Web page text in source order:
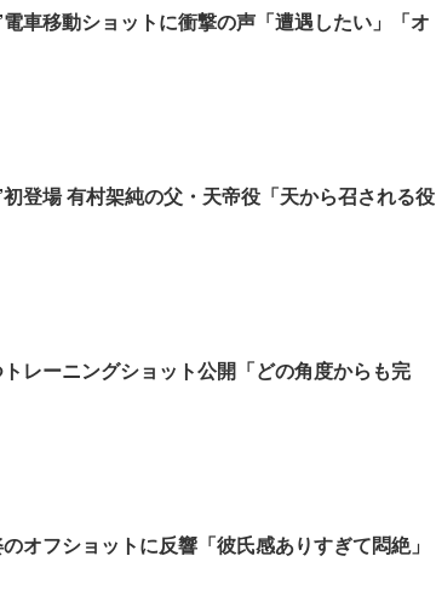
車移動ショットに衝撃の声「遭遇したい」「オ
登場 有村架純の父・天帝役「天から召される役
レーニングショット公開「どの角度からも完
オフショットに反響「彼氏感ありすぎて悶絶」